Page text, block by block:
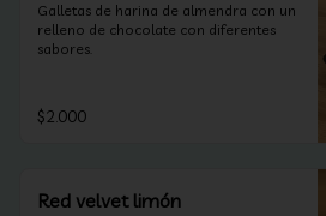
Galletas de harina de almendra con un
relleno de chocolate con diferentes
sabores.
$2.000
Red velvet limón